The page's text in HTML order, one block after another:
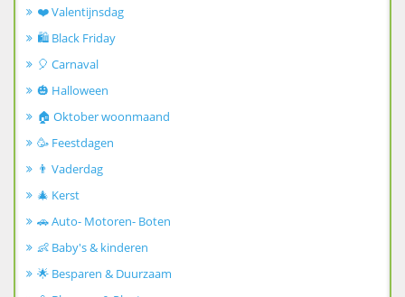
❤️ Valentijnsdag
🛍️ Black Friday
🎈 Carnaval
🎃 Halloween
🏠 Oktober woonmaand
🥳 Feestdagen
👨 Vaderdag
🎄 Kerst
🚗 Auto- Motoren- Boten
👶 Baby's & kinderen
🌟 Besparen & Duurzaam